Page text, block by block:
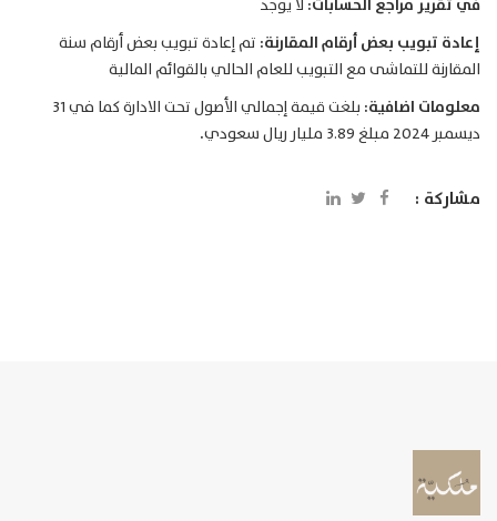
إعادة تبويب بعض أرقام المقارنة: تم إعادة تبويب بعض أرقام سنة
المقارنة للتماشى مع التبويب للعام الحالي بالقوائم المالية
معلومات اضافية:
بلغت قيمة إجمالي الأصول تحت الادارة كما في 31
ديسمبر 2024 مبلغ 3.89 مليار ريال سعودي
.
مشاركة :